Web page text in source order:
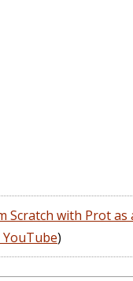
Scratch with Prot as
)